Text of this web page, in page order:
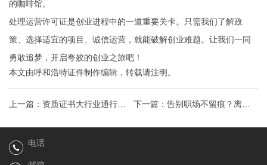
的咖啡馆。
处理运营许可证是创业进程中的一道重要关卡。只需我们了解政
策、选择适宜的项目、诚信运营，就能破解创业难题。让我们一同
勇敢追梦，开启夸姣的创业之旅吧！
本文由呼和浩特证件制作编辑，转载请注明。
上一篇： 资质证书大行业通行
证，解锁职场加分项！
下一篇： 告别职场不留痕？离职
证明背后的秘密与攻略！
电话